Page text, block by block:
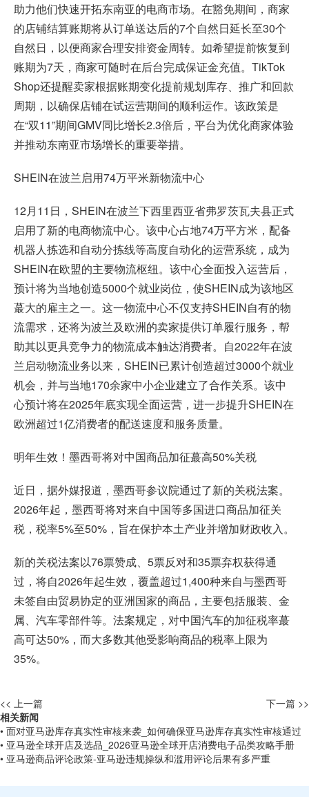
助力他们快速开拓东南亚的电商市场。在豁免期间，商家
的店铺结算账期将从订单送达后的7个自然日延长至30个
自然日，以便商家合理安排资金周转。如希望提前恢复到
账期为7天，商家可随时在后台完成保证金充值。TikTok
Shop还提醒卖家根据账期变化提前规划库存、推广和回款
周期，以确保店铺在试运营期间的顺利运作。该政策是
在“双11”期间GMV同比增长2.3倍后，平台为优化商家体验
并推动东南亚市场增长的重要举措。
SHEIN在波兰启用74万平米新物流中心
12月11日，SHEIN在波兰下西里西亚省弗罗茨瓦夫县正式
启用了新的电商物流中心。该中心占地74万平方米，配备
机器人拣选和自动分拣线等高度自动化的运营系统，成为
SHEIN在欧盟的主要物流枢纽。该中心全面投入运营后，
预计将为当地创造5000个就业岗位，使SHEIN成为该地区
蕞大的雇主之一。这一物流中心不仅支持SHEIN自有的物
流需求，还将为波兰及欧洲的卖家提供订单履行服务，帮
助其以更具竞争力的物流成本触达消费者。自2022年在波
兰启动物流业务以来，SHEIN已累计创造超过3000个就业
机会，并与当地170余家中小企业建立了合作关系。该中
心预计将在2025年底实现全面运营，进一步提升SHEIN在
欧洲超过1亿消费者的配送速度和服务质量。
明年生效！墨西哥将对中国商品加征蕞高50%关税
近日，据外媒报道，墨西哥参议院通过了新的关税法案。
2026年起，墨西哥将对来自中国等多国进口商品加征关
税，税率5%至50%，旨在保护本土产业并增加财政收入。
新的关税法案以76票赞成、5票反对和35票弃权获得通
过，将自2026年起生效，覆盖超过1,400种来自与墨西哥
未签自由贸易协定的亚洲国家的商品，主要包括服装、金
属、汽车零部件等。法案规定，对中国汽车的加征税率蕞
高可达50%，而大多数其他受影响商品的税率上限为
35%。
<< 上一篇
下一篇 >>
相关新闻
• 面对亚马逊库存真实性审核来袭_如何确保亚马逊库存真实性审核通过
• 亚马逊全球开店及选品_2026亚马逊全球开店消费电子品类攻略手册
• 亚马逊商品评论政策-亚马逊违规操纵和滥用评论后果有多严重